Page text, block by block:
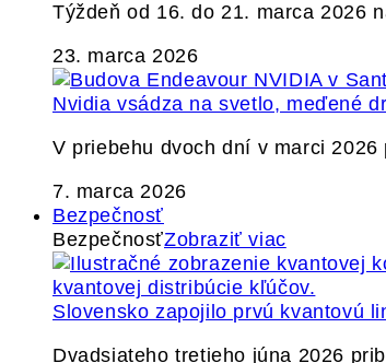
Týždeň od 16. do 21. marca 2026
23. marca 2026
Nvidia vsádza na svetlo, meďené
V priebehu dvoch dní v marci
7. marca 2026
Bezpečnosť
BezpečnosťZobraziť viac
Slovensko zapojilo prvú kvantovú
Dvadsiateho tretieho júna 2026